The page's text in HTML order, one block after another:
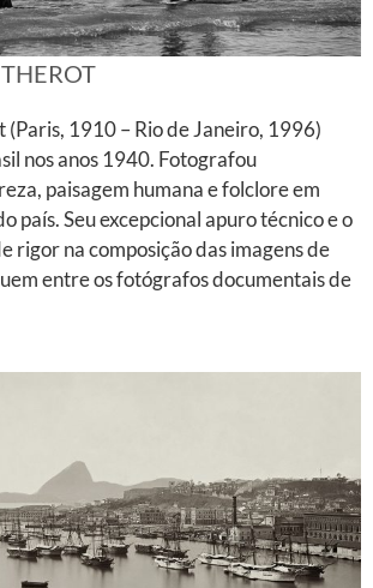
1910 – Rio de Janeiro, 1996)
nos anos 1940. Fotografou
paisagem humana e folclore em
país. Seu excepcional apuro técnico e o
rigor na composição das imagens de
entre os fotógrafos documentais de